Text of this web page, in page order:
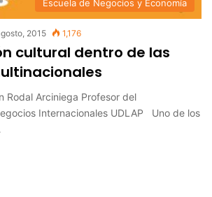
Escuela de Negocios y Economía
2015 1,176
cultural dentro de las
Rodal Arciniega Profesor del
Internacionales UDLAP Uno de los